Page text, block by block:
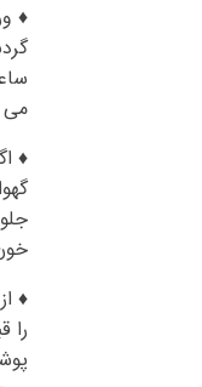
♦
می
♦
♦
را